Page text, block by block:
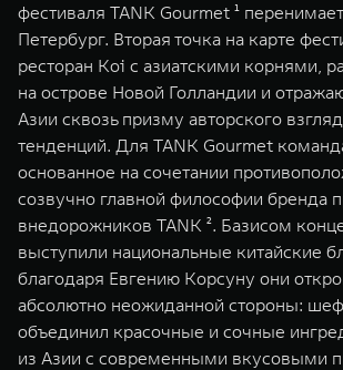
WEY 07
от 6 149 000 ₽
фестиваля TANK Gourmet ¹
Петербург. Вторая точка на карте
ресторан Koi с азиатскими корнями,
на острове Новой Голландии и
Азии сквозь призму авторского
тенденций. Для TANK Gourmet
основанное на сочетании
созвучно главной философии бренда
внедорожников TANK ². Базисом
выступили национальные китайские
благодаря Евгению Корсуну они
абсолютно неожиданной стороны:
объединил красочные и сочные
из Азии с современными вкусовыми